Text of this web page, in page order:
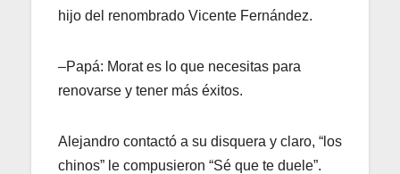
hijo del renombrado Vicente Fernández.
–Papá: Morat es lo que necesitas para
renovarse y tener más éxitos.
Alejandro contactó a su disquera y claro, “los
chinos” le compusieron “Sé que te duele”.